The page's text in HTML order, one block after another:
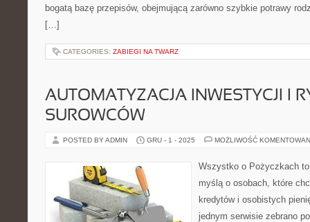
bogatą bazę przepisów, obejmującą zarówno szybkie potrawy
[…]
CATEGORIES: ZABIEGI NA TWARZ
AUTOMATYZACJA INWESTYCJI I
SUROWCÓW
POSTED BY ADMIN GRU - 1 - 2025 MOŻLIWOŚĆ
Wszystko o Pożyczkach
myślą o osobach, które
kredytów i osobistych
jednym serwisie zebrano